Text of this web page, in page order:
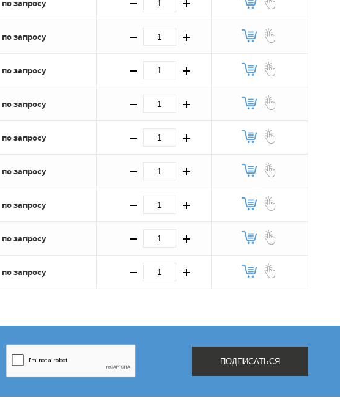
по запросу
по запросу
по запросу
по запросу
по запросу
по запросу
по запросу
по запросу
по запросу